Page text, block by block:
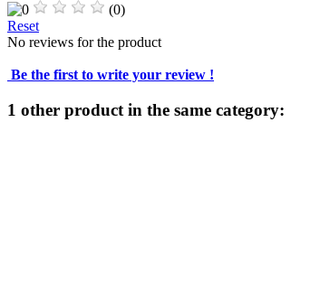
(0)
Reset
No reviews for the product
Be the first to write your review !
1 other product in the same category: